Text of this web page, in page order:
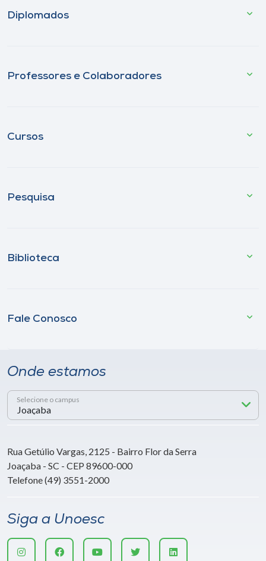
Diplomados
Professores e Colaboradores
Cursos
Pesquisa
Biblioteca
Fale Conosco
Onde estamos
Selecione o campus
Rua Getúlio Vargas, 2125 - Bairro Flor da Serra
Joaçaba - SC - CEP 89600-000
Telefone (49) 3551-2000
Siga a Unoesc